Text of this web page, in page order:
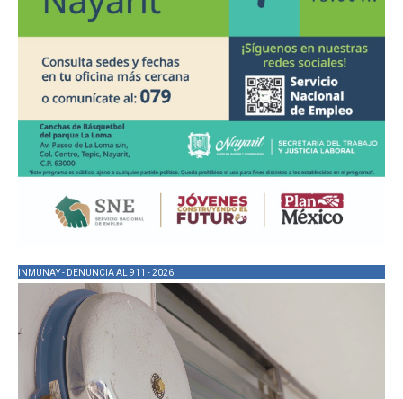
INMUNAY - DENUNCIA AL 911 - 2026